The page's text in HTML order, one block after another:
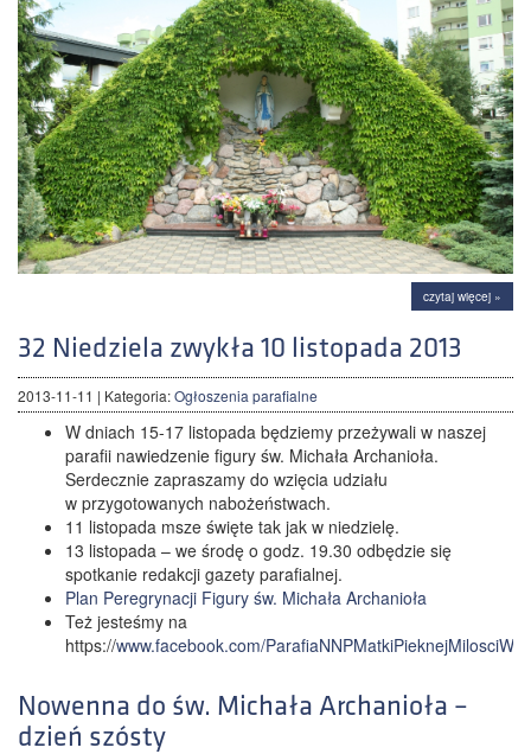
czytaj więcej »
32 Niedziela zwykła 10 listopada 2013
2013-11-11 | Kategoria:Ogłoszenia parafialne
W dniach 15-17 listopada będziemy przeżywali w naszej
parafii nawiedzenie figury św. Michała Archanioła.
Serdecznie zapraszamy do wzięcia udziału
w przygotowanych nabożeństwach.
11 listopada msze święte tak jak w niedzielę.
13 listopada – we środę o godz. 19.30 odbędzie się
spotkanie redakcji gazety parafialnej.
Plan Peregrynacji Figury św. Michała Archanioła
Też jesteśmy na
https://www.facebook.com/
Nowenna do św. Michała Archanioła –
dzień szósty